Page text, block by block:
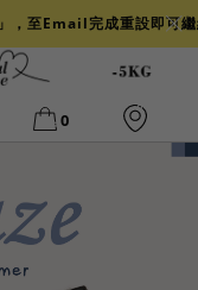
，至Email完成重設即可
0